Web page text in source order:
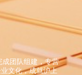
成团队组建，专营
文化，成就沪上